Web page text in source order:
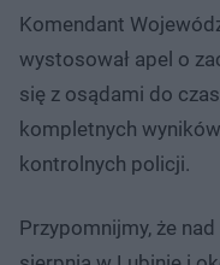
Komendant
wystosował apel o
się z osądami do
kompletnych
kontrolnych policji.
Przypomnijmy, że